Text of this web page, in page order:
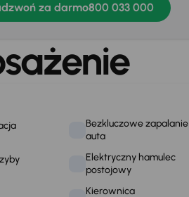
za darmo800 033 000
Bezkluczowe zapalanie
auta
Elektryczny hamulec
postojowy
Kierownica